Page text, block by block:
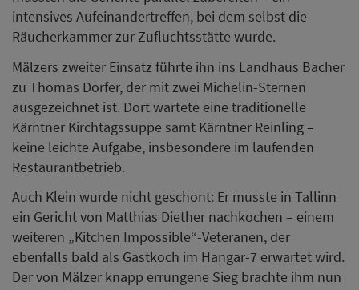
intensives Aufeinandertreffen, bei dem selbst die
Räucherkammer zur Zufluchtsstätte wurde.
Mälzers zweiter Einsatz führte ihn ins Landhaus Bacher
zu Thomas Dorfer, der mit zwei Michelin-Sternen
ausgezeichnet ist. Dort wartete eine traditionelle
Kärntner Kirchtagssuppe samt Kärntner Reinling –
keine leichte Aufgabe, insbesondere im laufenden
Restaurantbetrieb.
Auch Klein wurde nicht geschont: Er musste in Tallinn
ein Gericht von Matthias Diether nachkochen – einem
weiteren „Kitchen Impossible“-Veteranen, der
ebenfalls bald als Gastkoch im Hangar-7 erwartet wird.
Der von Mälzer knapp errungene Sieg brachte ihm nun